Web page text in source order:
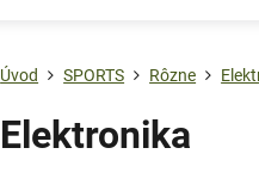
Úvod SPORTS Rôzne
Elektronika